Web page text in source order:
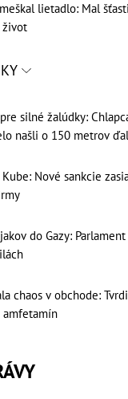
lietadlo: Mal
život
silné žalúdky:
našli o 150 metrov
Nové sankcie
do Gazy:
chaos v obchode:
amfetamín